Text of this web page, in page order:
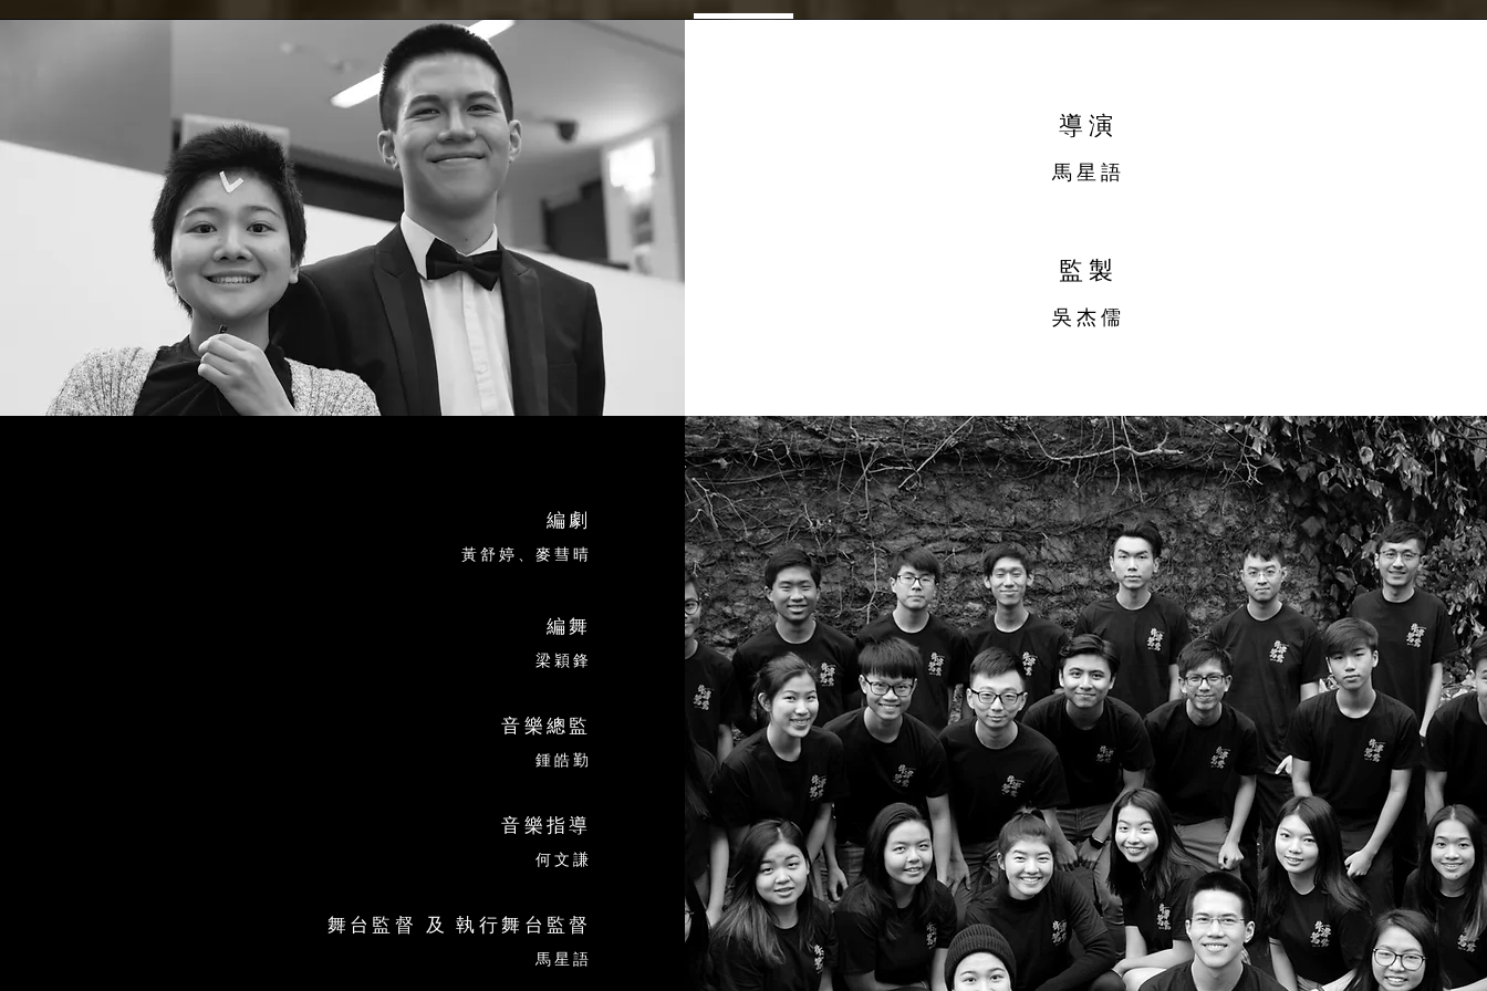
導演
馬星語
監製
吳杰儒
編劇
黃舒婷、麥彗晴
編舞
梁穎鋒
音樂總監
鍾皓勤
音樂指導
何文謙
舞台監督 及 執行舞台監督
馬星語